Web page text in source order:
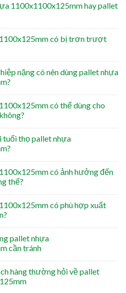
1100x1100x125mm hay pallet
có bị trơn trượt
nặng có nên dùng pallet nhựa
có thể dùng cho
tuổi thọ pallet nhựa
có ảnh hưởng đến
thể?
có phù hợp xuất
pallet nhựa
cần tránh
hàng thường hỏi về pallet